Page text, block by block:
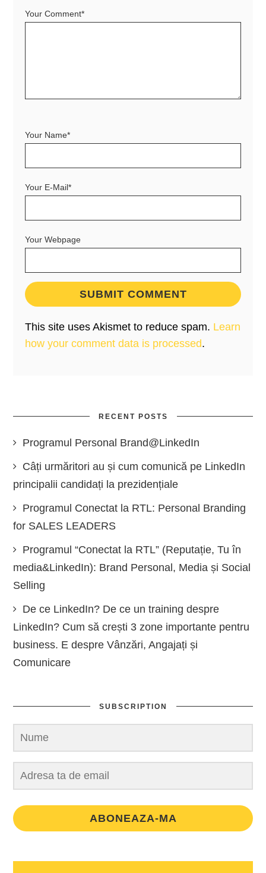
Your Comment*
Your Name*
Your E-Mail*
Your Webpage
This site uses Akismet to reduce spam. Learn
how your comment data is processed.
RECENT POSTS
Programul Personal Brand@LinkedIn
Câți urmăritori au și cum comunică pe LinkedIn
principalii candidați la prezidențiale
Programul Conectat la RTL: Personal Branding
for SALES LEADERS
Programul “Conectat la RTL” (Reputație, Tu în
media&LinkedIn): Brand Personal, Media și Social
Selling
De ce LinkedIn? De ce un training despre
LinkedIn? Cum să crești 3 zone importante pentru
business. E despre Vânzări, Angajați și
Comunicare
SUBSCRIPTION
ABONEAZA-MA